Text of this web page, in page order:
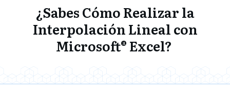
¿Sabes Cómo Realizar la
Interpolación Lineal con
Microsoft® Excel?